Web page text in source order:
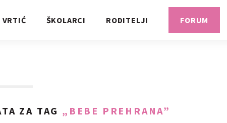
VRTIĆ ŠKOLARCI RODITELJI FORUM
ZA TAG „BEBE PREHRANA”